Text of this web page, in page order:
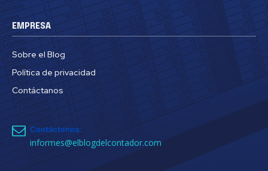
EMPRESA
Sobre el Blog
Política de privacidad
Contáctanos
Contáctenos:
informes@elblogdelcontador.com